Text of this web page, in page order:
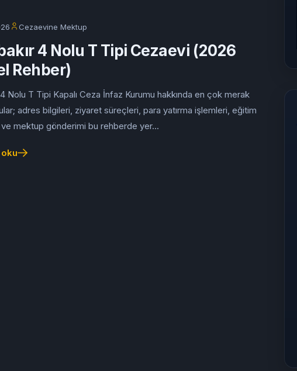
Cezaevine Mektup
4 Nolu T Tipi Cezaevi (2026
Rehber)
Nolu T Tipi Kapalı Ceza İnfaz Kurumu hakkında en çok merak
adres bilgileri, ziyaret süreçleri, para yatırma işlemleri, eğitim
mektup gönderimi bu rehberde yer...
oku